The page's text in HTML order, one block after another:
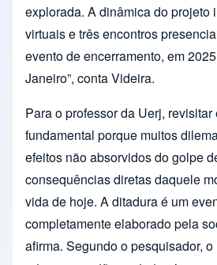
explorada. A dinâmica do projeto
virtuais e três encontros
evento de encerramento, em
Janeiro”, conta Videira.
Para o professor da Uerj,
fundamental porque muitos
efeitos não absorvidos do golpe
consequências diretas daquele
vida de hoje. A ditadura é um
completamente elaborado pela
afirma. Segundo o pesquisador,